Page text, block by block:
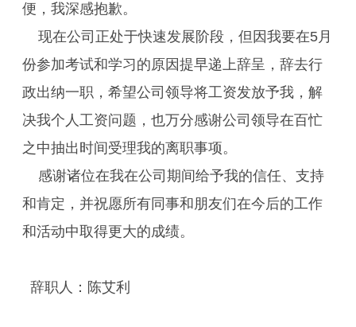
便，我深感抱歉。
现在公司正处于快速发展阶段，但因我要在5月
份参加考试和学习的原因提早递上辞呈，辞去行
政出纳一职，希望公司领导将工资发放予我，解
决我个人工资问题，也万分感谢公司领导在百忙
之中抽出时间受理我的离职事项。
感谢诸位在我在公司期间给予我的信任、支持
和肯定，并祝愿所有同事和朋友们在今后的工作
和活动中取得更大的成绩。
辞职人：陈艾利